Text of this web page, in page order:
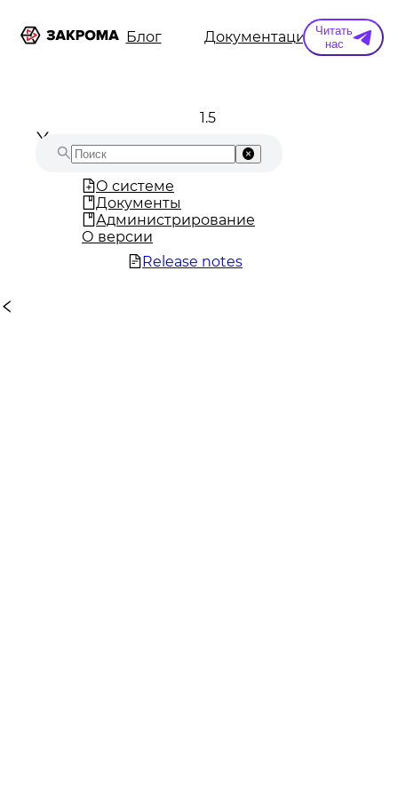
Информация Блог Документация
Читать
нас
1.5
О системе
Документы
Администрирование
О версии
Release notes